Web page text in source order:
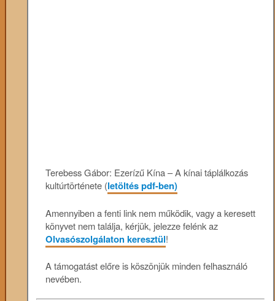
Terebess Gábor: Ezerízű Kína – A kínai táplálkozás
kultúrtörténete (letöltés pdf-ben)
Amennyiben a fenti link nem működik, vagy a keresett
könyvet nem találja, kérjük, jelezze felénk az
Olvasószolgálaton keresztül!
A támogatást előre is köszönjük minden felhasználó
nevében.